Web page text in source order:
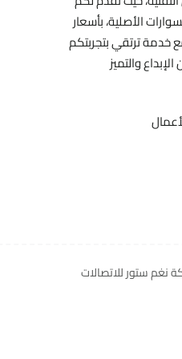
الأصلية، بأسعار
خدمة ترتقي بتجربتكم
والتميز
نغم ستور للاتصالات